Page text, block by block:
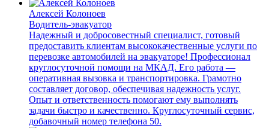
Алексей Колоноев
Водитель-эвакуатор
Надежный и добросовестный специалист, готовый
предоставить клиентам высококачественные услуги по
перевозке автомобилей на эвакуаторе! Профессионал
круглосуточной помощи на МКАД. Его работа —
оперативная вызовка и транспортировка. Грамотно
составляет договор, обеспечивая надежность услуг.
Опыт и ответственность помогают ему выполнять
задачи быстро и качественно. Круглосуточный сервис,
добавочный номер телефона 50.